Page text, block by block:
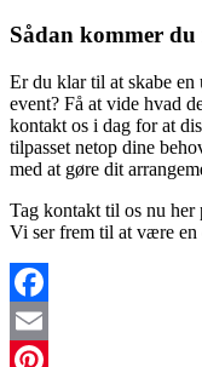
Sådan kommer du
Er du klar til at skabe
event? Få at vide hvad
kontakt os i dag for at
tilpasset netop dine
med at gøre dit
Tag kontakt til os nu her
Vi ser frem til at være en
Facebook
Email